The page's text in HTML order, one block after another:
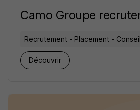
Camo Groupe
Recrutement - Placement -
Découvrir